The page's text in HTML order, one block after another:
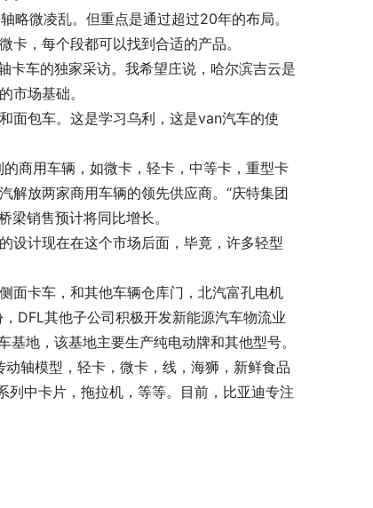
略微凌乱。但重点是通过超过20年的布局。
，每个段都可以找到合适的产品。
卡车的独家采访。我希望庄说，哈尔滨吉云是
市场基础。
面包车。这是学习乌利，这是van汽车的使
商用车辆，如微卡，轻卡，中等卡，重型卡
解放两家商用车辆的领先供应商。“庆特集团
销售预计将同比增长。
设计现在在这个市场后面，毕竟，许多轻型
面卡车，和其他车辆仓库门，北汽富孔电机
DFL其他子公司积极开发新能源汽车物流业
地，该基地主要生产纯电动牌和其他型号。
轴模型，轻卡，微卡，线，海狮，新鲜食品
中卡片，拖拉机，等等。目前，比亚迪专注